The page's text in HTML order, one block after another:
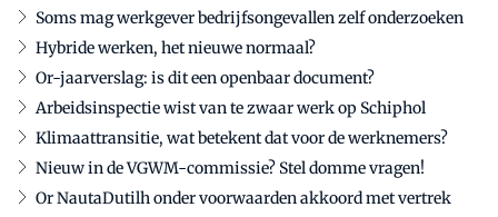
Soms mag werkgever bedrijfsongevallen zelf onderzoeken
Hybride werken, het nieuwe normaal?
Or-jaarverslag: is dit een openbaar document?
Arbeidsinspectie wist van te zwaar werk op Schiphol
Klimaattransitie, wat betekent dat voor de werknemers?
Nieuw in de VGWM-commissie? Stel domme vragen!
Or NautaDutilh onder voorwaarden akkoord met vertrek